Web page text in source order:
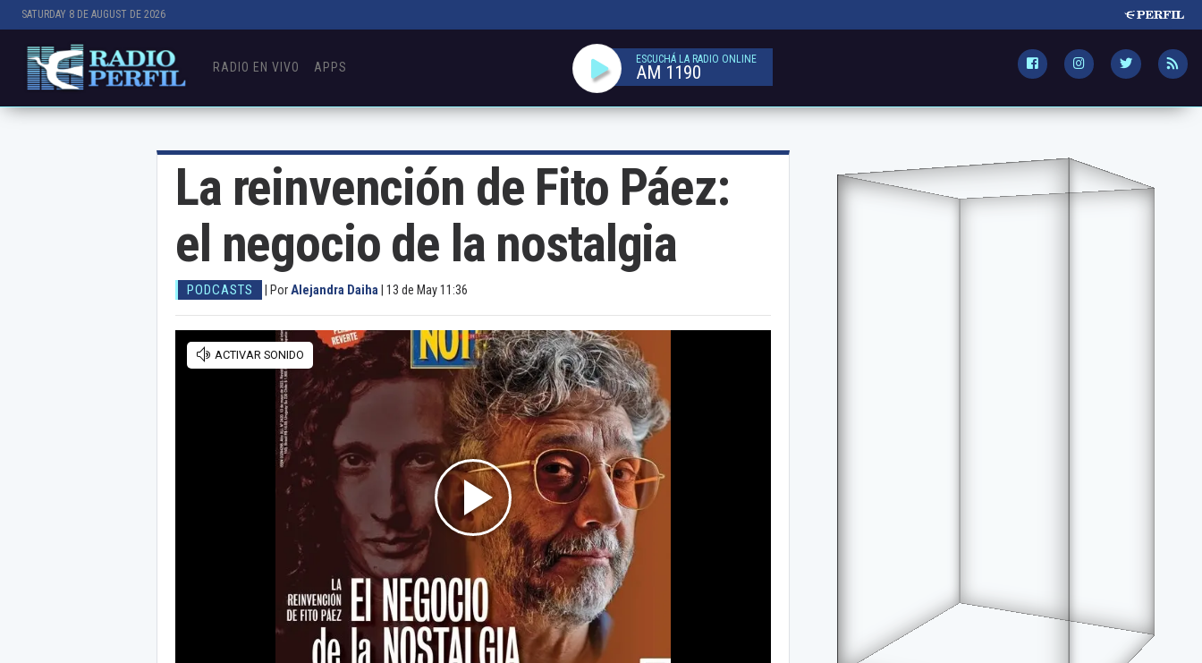
SATURDAY 8 DE AUGUST DE 2026
RADIO EN VIVO APPS
ESCUCHÁ LA RADIO ONLINE
AM 1190
La reinvención de Fito Páez:
el negocio de la nostalgia
PODCASTS PorAlejandra Daiha 13 de May 11:36